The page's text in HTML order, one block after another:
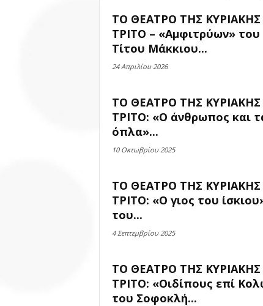
ΤΟ ΘΕΑΤΡΟ ΤΗΣ
ΤΡΙΤΟ – «Αμφιτρύων» του
Τίτου Μάκκιου...
24 Απριλίου 2026
ΤΟ ΘΕΑΤΡΟ ΤΗΣ
ΤΡΙΤΟ: «Ο άνθρωπος και
όπλα»...
10 Οκτωβρίου 2025
ΤΟ ΘΕΑΤΡΟ ΤΗΣ
ΤΡΙΤΟ: «Ο γιος του
του...
4 Σεπτεμβρίου 2025
ΤΟ ΘΕΑΤΡΟ ΤΗΣ
ΤΡΙΤΟ: «Οιδίπους επί
του Σοφοκλή...